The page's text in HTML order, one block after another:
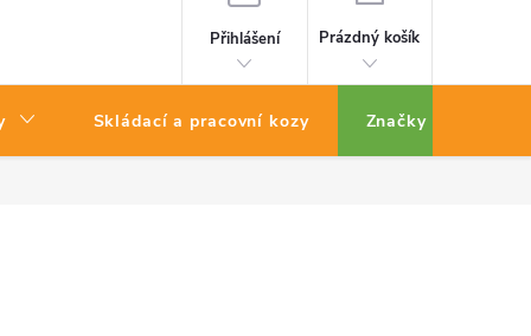
Přihlášení
Prázdný košík
Skládací a pracovní kozy Značky